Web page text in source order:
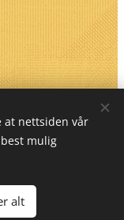
vei 1, bygg 112,
Karljohansvern i
at nettsiden vår
mulig
alt